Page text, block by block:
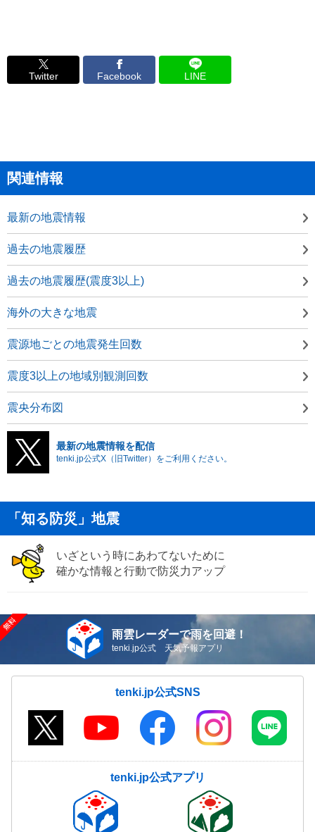
Twitter Facebook LINE
関連情報
最新の地震情報
過去の地震履歴
過去の地震履歴(震度3以上)
海外の大きな地震
震源地ごとの地震発生回数
震度3以上の地域別観測回数
震央分布図
最新の地震情報を配信
tenki.jp公式X（旧Twitter）をご利用ください。
「知る防災」地震
いざという時にあわてないために
確かな情報と行動で防災力アップ
雨雲レーダーで雨を回避！
tenki.jp公式 天気予報アプリ
tenki.jp公式SNS
tenki.jp公式アプリ